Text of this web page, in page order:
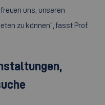
uns, unseren
zu können“, fasst Prof.